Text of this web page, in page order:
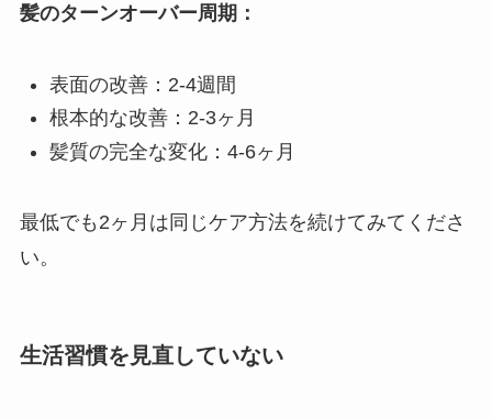
髪のターンオーバー周期：
表面の改善：2-4週間
根本的な改善：2-3ヶ月
髪質の完全な変化：4-6ヶ月
最低でも2ヶ月は同じケア方法を続けてみてくださ
い。
生活習慣を見直していない